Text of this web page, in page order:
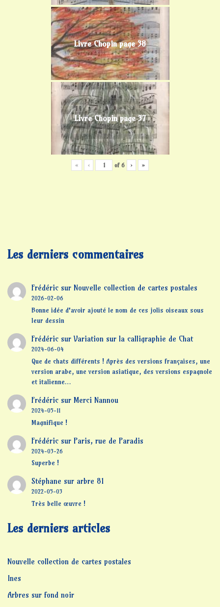
Livre Chopin page 38
Livre Chopin page 37
« ‹ of 6 › »
Les derniers commentaires
Frédéricsur Nouvelle collection de cartes postales
2026-02-06
Bonne idée d'avoir ajouté le nom de ces jolis oiseaux sous
leur dessin
Frédéricsur Variation sur la calligraphie de Chat
2024-06-04
Que de chats différents ! Après des versions françaises, une
version arabe, une version asiatique, des versions espagnole
et italienne…
Frédéricsur Merci Nannou
2024-05-11
Magnifique !
Frédéricsur Paris, rue de Paradis
2024-03-26
Superbe !
Stéphane sur arbre 81
2022-05-03
Très belle œuvre !
Les derniers articles
Nouvelle collection de cartes postales
Ines
Arbres sur fond noir